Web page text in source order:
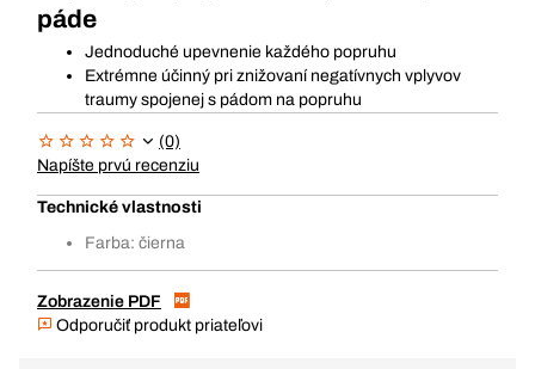
páde
Jednoduché upevnenie každého popruhu
Extrémne účinný pri znižovaní negatívnych vplyvov
traumy spojenej s pádom na popruhu
(0)
Napíšte prvú recenziu
Technické vlastnosti
Farba: čierna
Zobrazenie PDF
Odporučiť produkt priateľovi